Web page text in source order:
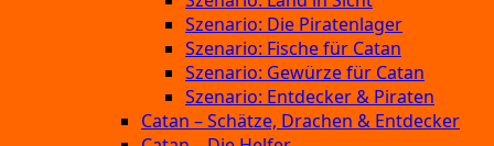
Szenario: Die Piratenlager
Szenario: Fische für Catan
Szenario: Gewürze für Catan
Szenario: Entdecker & Piraten
Catan – Schätze, Drachen & Entdecker